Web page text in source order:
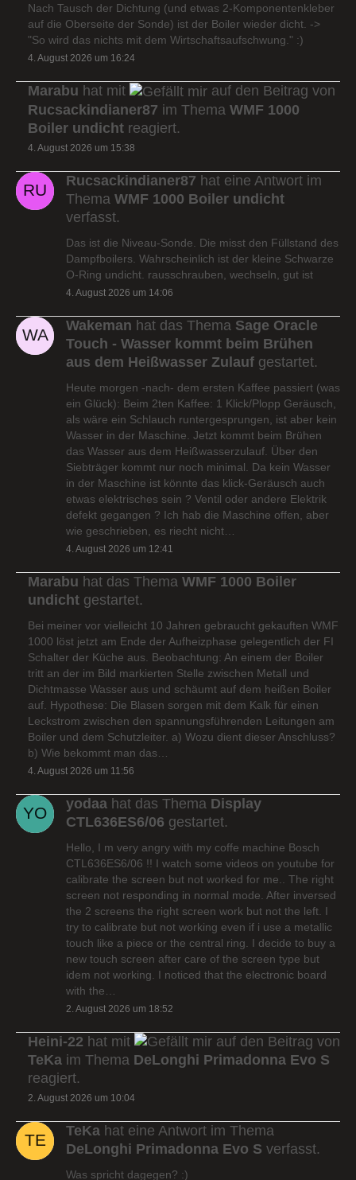
Nach Tausch der Dichtung (und etwas 2-Komponentenkleber
auf die Oberseite der Sonde) ist der Boiler wieder dicht. ->
"So wird das nichts mit dem Wirtschaftsaufschwung." :)
4. August 2026 um 16:24
Marabu hat mit
auf den Beitrag von
Rucsackindianer87 im Thema WMF 1000
Boiler undicht reagiert.
4. August 2026 um 15:38
Rucsackindianer87 hat eine Antwort im
Thema WMF 1000 Boiler undicht
verfasst.
Das ist die Niveau-Sonde. Die misst den Füllstand des
Dampfboilers. Wahrscheinlich ist der kleine Schwarze
O-Ring undicht. rausschrauben, wechseln, gut ist
4. August 2026 um 14:06
Wakeman hat das Thema Sage Oracle
Touch - Wasser kommt beim Brühen
aus dem Heißwasser Zulauf gestartet.
Heute morgen -nach- dem ersten Kaffee passiert (was
ein Glück): Beim 2ten Kaffee: 1 Klick/Plopp Geräusch,
als wäre ein Schlauch runtergesprungen, ist aber kein
Wasser in der Maschine. Jetzt kommt beim Brühen
das Wasser aus dem Heißwasserzulauf. Über den
Siebträger kommt nur noch minimal. Da kein Wasser
in der Maschine ist könnte das klick-Geräusch auch
etwas elektrisches sein ? Ventil oder andere Elektrik
defekt gegangen ? Ich hab die Maschine offen, aber
wie geschrieben, es riecht nicht…
4. August 2026 um 12:41
Marabu hat das Thema WMF 1000 Boiler
undicht gestartet.
Bei meiner vor vielleicht 10 Jahren gebraucht gekauften WMF
1000 löst jetzt am Ende der Aufheizphase gelegentlich der FI
Schalter der Küche aus. Beobachtung: An einem der Boiler
tritt an der im Bild markierten Stelle zwischen Metall und
Dichtmasse Wasser aus und schäumt auf dem heißen Boiler
auf. Hypothese: Die Blasen sorgen mit dem Kalk für einen
Leckstrom zwischen den spannungsführenden Leitungen am
Boiler und dem Schutzleiter. a) Wozu dient dieser Anschluss?
b) Wie bekommt man das…
4. August 2026 um 11:56
yodaa hat das Thema Display
CTL636ES6/06 gestartet.
Hello, I m very angry with my coffe machine Bosch
CTL636ES6/06 !! I watch some videos on youtube for
calibrate the screen but not worked for me.. The right
screen not responding in normal mode. After inversed
the 2 screens the right screen work but not the left. I
try to calibrate but not working even if i use a metallic
touch like a piece or the central ring. I decide to buy a
new touch screen after care of the screen type but
idem not working. I noticed that the electronic board
with the…
2. August 2026 um 18:52
Heini-22 hat mit
auf den Beitrag von
TeKa im Thema DeLonghi Primadonna Evo S
reagiert.
2. August 2026 um 10:04
TeKa hat eine Antwort im Thema
DeLonghi Primadonna Evo S verfasst.
Was spricht dagegen? :)